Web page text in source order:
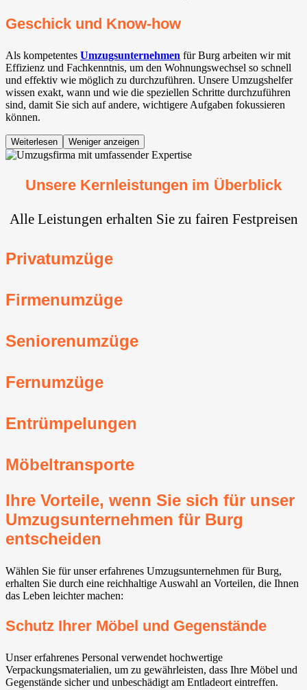
Geschick und Know-how
Als kompetentes Umzugsunternehmen für Burg arbeiten wir mit
Effizienz und Fachkenntnis, um den Wohnungswechsel so schnell
und effektiv wie möglich zu durchzuführen. Unsere Umzugshelfer
wissen exakt, wann und wie die speziellen Schritte durchzuführen
sind, damit Sie sich auf andere, wichtigere Aufgaben fokussieren
können.
Weiterlesen Weniger anzeigen
Unsere Kernleistungen im Überblick
Alle Leistungen erhalten Sie zu fairen Festpreisen
Privatumzüge
Firmenumzüge
Seniorenumzüge
Fernumzüge
Entrümpelungen
Möbeltransporte
Ihre Vorteile, wenn Sie sich für unser
Umzugsunternehmen für Burg
entscheiden
Wählen Sie für unser erfahrenes Umzugsunternehmen für Burg,
erhalten Sie durch eine reichhaltige Auswahl an Vorteilen, die Ihnen
das Leben leichter machen:
Schutz Ihrer Möbel und Gegenstände
Unser erfahrenes Personal verwendet hochwertige
Verpackungsmaterialien, um zu gewährleisten, dass Ihre Möbel und
Gegenstände sicher und unbeschädigt am Entladeort eintreffen.